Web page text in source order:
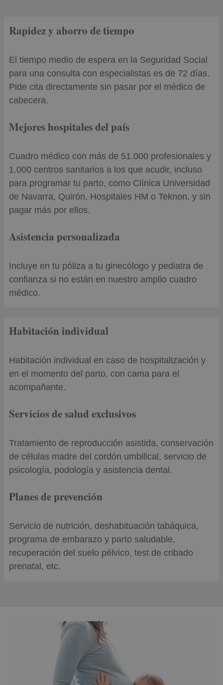
Rapidez y ahorro de tiempo
El tiempo medio de espera en la Seguridad Social
para una consulta con especialistas es de 72 días.
Pide cita directamente sin pasar por el médico de
cabecera.
Mejores hospitales del país
Cuadro médico con más de 51.000 profesionales y
1.000 centros sanitarios a los que acudir, incluso
para programar tu parto, como Clínica Universidad
de Navarra, Quirón, Hospitales HM o Teknon, y sin
pagar más por ellos.
Asistencia personalizada
Incluye en tu póliza a tu ginecólogo y pediatra de
confianza si no están en nuestro amplio cuadro
médico.
Habitación individual
Habitación individual en caso de hospitalización y
en el momento del parto, con cama para el
acompañante.
Servicios de salud exclusivos
Tratamiento de reproducción asistida, conservación
de células madre del cordón umbilical, servicio de
psicología, podología y asistencia dental.
Planes de prevención
Servicio de nutrición, deshabituación tabáquica,
programa de embarazo y parto saludable,
recuperación del suelo pélvico, test de cribado
prenatal, etc.